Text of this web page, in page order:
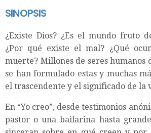
SINOPSIS
¿Existe Dios? ¿Es el mundo fruto
¿Por qué existe el mal? ¿Qué
muerte? Millones de seres humanos
se han formulado estas y muchas
el trascendente y el significado de la
En “Yo creo”, desde testimonios
pastor o una bailarina hasta